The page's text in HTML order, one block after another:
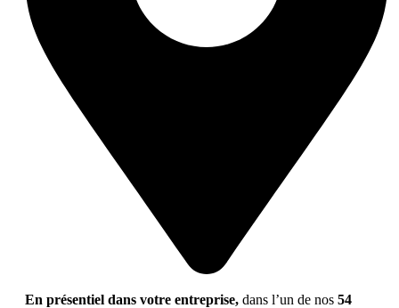
En présentiel dans votre entreprise, dans l’un de nos 54